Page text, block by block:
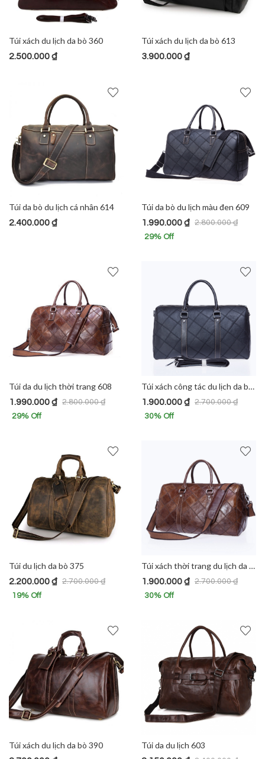
Túi xách du lịch da bò 360
2.500.000₫
Túi xách du lịch da bò 613
3.900.000₫
Túi da bò du lịch cá nhân 614
2.400.000₫
Túi da bò du lịch màu đen 609
2.800.000₫
1.990.000₫
29% Off
Túi da du lịch thời trang 608
2.800.000₫
1.990.000₫
29% Off
Túi xách công tác du lịch da bò 611
2.700.000₫
1.900.000₫
30% Off
Túi du lịch da bò 375
2.700.000₫
2.200.000₫
19% Off
Túi xách thời trang du lịch da bò 610
2.700.000₫
1.900.000₫
30% Off
Túi xách du lịch da bò 390 Túi da du lịch 603